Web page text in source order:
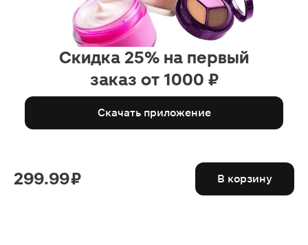
Скидка 25% на первый
заказ от 1000 ₽
Скачать приложение
299.99 ₽ В корзину